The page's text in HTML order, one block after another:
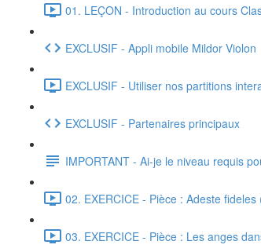
01. LEÇON - Introduction au cours
EXCLUSIF - Appli mobile Mildor Violon
EXCLUSIF - Utiliser nos partitions
EXCLUSIF - Partenaires principaux
IMPORTANT - Ai-je le niveau requis
02. EXERCICE - Pièce : Adeste
03. EXERCICE - Pièce : Les anges